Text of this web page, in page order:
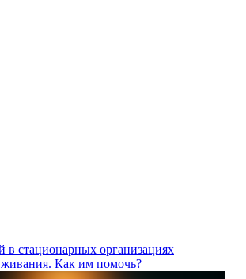
в стационарных организациях
Как им помочь?